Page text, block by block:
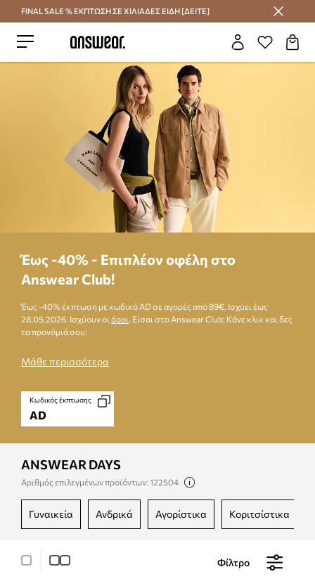
Εξοικονομήστε με το Answear Club
FINAL SALE % ΕΚΠΤΩΣΗ ΣΕ ΧΙΛΙΑΔΕΣ ΕΙΔΗ [ΔΕΙΤΕ]
Έως -40% - Eπιπλέον οφέλη στο
Answear Club!
Έως -40% έκπτωση με κωδικό AD σε αγορές από 89€. Ισχύει έως
28.05.2026. Ισχύουν οι όροι . Είσαι στο Answear Club; Κάνε κλικ και δες
τα προνόμιά σου:
Μάθε περισσότερα
Κωδικός έκπτωσης
AD
ANSWEAR DAYS
Αριθμός επιλεγμένων προϊόντων: 122504
γυναικεία ανδρικά αγορίστικα κοριτσίστικα
Φίλτρο